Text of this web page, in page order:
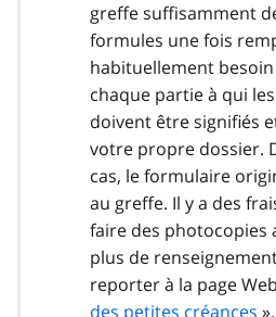
greffe suffisamment
formules une fois
habituellement
chaque partie à qui
doivent être signifiés
votre propre dossier.
cas, le formulaire
au greffe. Il y a des
faire des photocopies
plus de
reporter à la page
des petites créances ».